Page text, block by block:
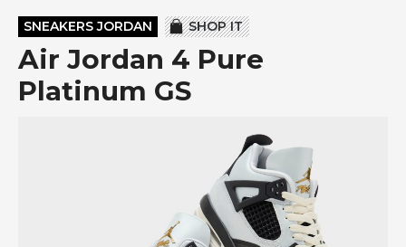
SNEAKERS JORDAN SHOP IT
Air Jordan 4 Pure
Platinum GS